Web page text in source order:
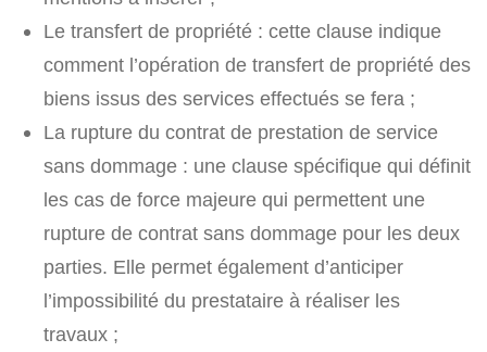
Le transfert de propriété : cette clause indique
comment l’opération de transfert de propriété des
biens issus des services effectués se fera ;
La rupture du contrat de prestation de service
sans dommage : une clause spécifique qui définit
les cas de force majeure qui permettent une
rupture de contrat sans dommage pour les deux
parties. Elle permet également d’anticiper
l’impossibilité du prestataire à réaliser les
travaux ;